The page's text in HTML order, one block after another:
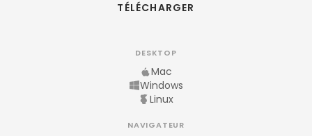
TÉLÉCHARGER
DESKTOP
Mac
Windows
Linux
NAVIGATEUR